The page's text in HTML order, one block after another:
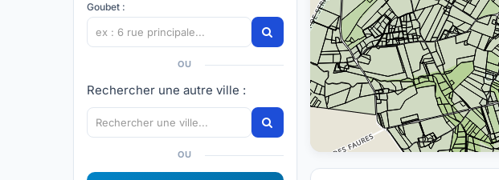
Goubet :
OU
Rechercher une autre ville :
OU